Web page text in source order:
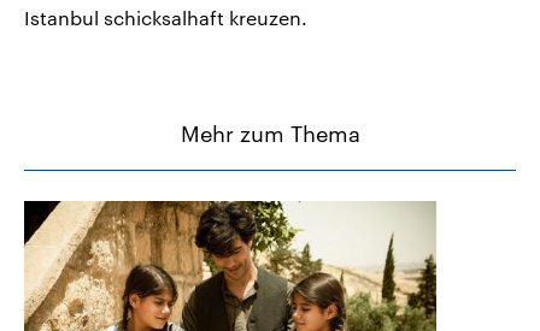
Istanbul schicksalhaft kreuzen.
Mehr zum Thema